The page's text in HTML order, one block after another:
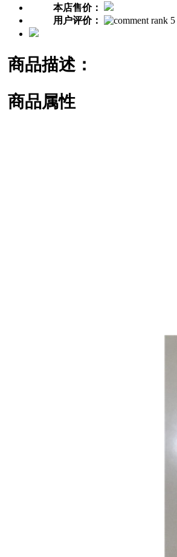
本店售价：
用户评价：
商品描述：
商品属性